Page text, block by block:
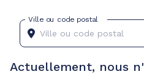
Ville ou code postal
Actuellement, nous